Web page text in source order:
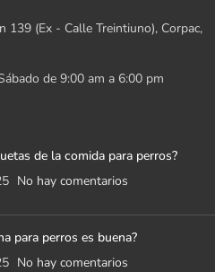
139 (Ex - Calle Treintiuno), Corpac,
de 9:00 am a 6:00 pm
de la comida para perros?
No hay comentarios
para perros es buena?
No hay comentarios